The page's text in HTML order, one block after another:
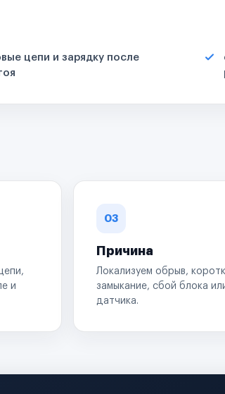
цепи и зарядку после
и
03
Причина
Локализуем обрыв,
замыкание, сбой блока
датчика.